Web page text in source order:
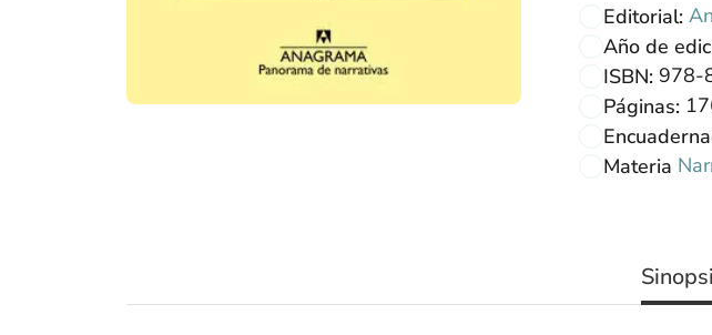
Editorial:
Año de
ISBN: 978-
Páginas:
Materia